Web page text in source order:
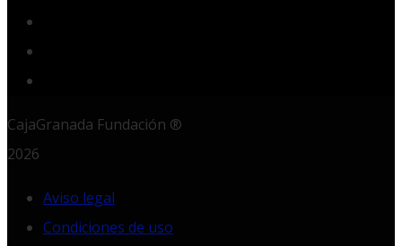
CajaGranada Fundación ®
2026
Aviso legal
Condiciones de uso